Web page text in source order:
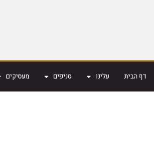
דף הבית עלינו סניפים מעסיקים